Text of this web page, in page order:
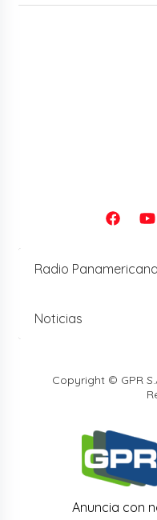
Radio Panamericana
Noticias
Copyright © GPR
Anuncia con